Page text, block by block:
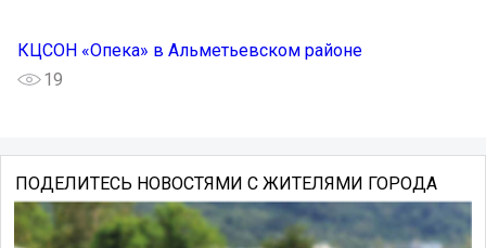
КЦСОН «Опека» в Альметьевском районе
19
ПОДЕЛИТЕСЬ НОВОСТЯМИ С ЖИТЕЛЯМИ ГОРОДА